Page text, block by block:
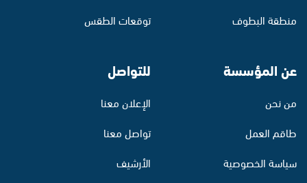
منطقة البطوف
توقعات الطقس
عن المؤسسة
من نحن
طاقم العمل
سياسة الخصوصية
للتواصل
الإعلان معنا
تواصل معنا
الأرشيف